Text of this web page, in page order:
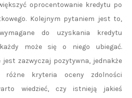
oprocentowanie kredytu po
Kolejnym pytaniem jest to,
do uzyskania kredytu
może się o niego ubiegać.
zazwyczaj pozytywna, jednakże
kryteria oceny zdolności
wiedzieć, czy istnieją jakieś